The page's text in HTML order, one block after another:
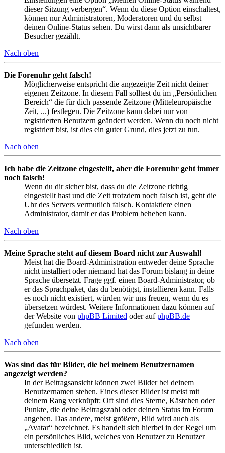
dieser Sitzung verbergen“. Wenn du diese Option einschaltest,
können nur Administratoren, Moderatoren und du selbst
deinen Online-Status sehen. Du wirst dann als unsichtbarer
Besucher gezählt.
Nach oben
Die Forenuhr geht falsch!
Möglicherweise entspricht die angezeigte Zeit nicht deiner
eigenen Zeitzone. In diesem Fall solltest du im „Persönlichen
Bereich“ die für dich passende Zeitzone (Mitteleuropäische
Zeit, ...) festlegen. Die Zeitzone kann dabei nur von
registrierten Benutzern geändert werden. Wenn du noch nicht
registriert bist, ist dies ein guter Grund, dies jetzt zu tun.
Nach oben
Ich habe die Zeitzone eingestellt, aber die Forenuhr geht immer
noch falsch!
Wenn du dir sicher bist, dass du die Zeitzone richtig
eingestellt hast und die Zeit trotzdem noch falsch ist, geht die
Uhr des Servers vermutlich falsch. Kontaktiere einen
Administrator, damit er das Problem beheben kann.
Nach oben
Meine Sprache steht auf diesem Board nicht zur Auswahl!
Meist hat die Board-Administration entweder deine Sprache
nicht installiert oder niemand hat das Forum bislang in deine
Sprache übersetzt. Frage ggf. einen Board-Administrator, ob
er das Sprachpaket, das du benötigst, installieren kann. Falls
es noch nicht existiert, würden wir uns freuen, wenn du es
übersetzen würdest. Weitere Informationen dazu können auf
der Website von phpBB Limited oder aufphpBB.de
gefunden werden.
Nach oben
Was sind das für Bilder, die bei meinem Benutzernamen
angezeigt werden?
In der Beitragsansicht können zwei Bilder bei deinem
Benutzernamen stehen. Eines dieser Bilder ist meist mit
deinem Rang verknüpft: Oft sind dies Sterne, Kästchen oder
Punkte, die deine Beitragszahl oder deinen Status im Forum
angeben. Das andere, meist größere, Bild wird auch als
„Avatar“ bezeichnet. Es handelt sich hierbei in der Regel um
ein persönliches Bild, welches von Benutzer zu Benutzer
unterschiedlich ist.